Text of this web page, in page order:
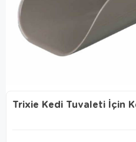
Trixie Kedi Tuvaleti İçin